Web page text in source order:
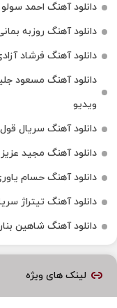
دانلود آهنگ احمد
دانلود آهنگ روزبه
دانلود آهنگ فرشاد
ویدیو
دانلود آهنگ سریال
دانلود آهنگ مجید
دانلود آهنگ حسام
دانلود آهنگ تیتراژ
دانلود آهنگ شاهین
لینک های ویژه